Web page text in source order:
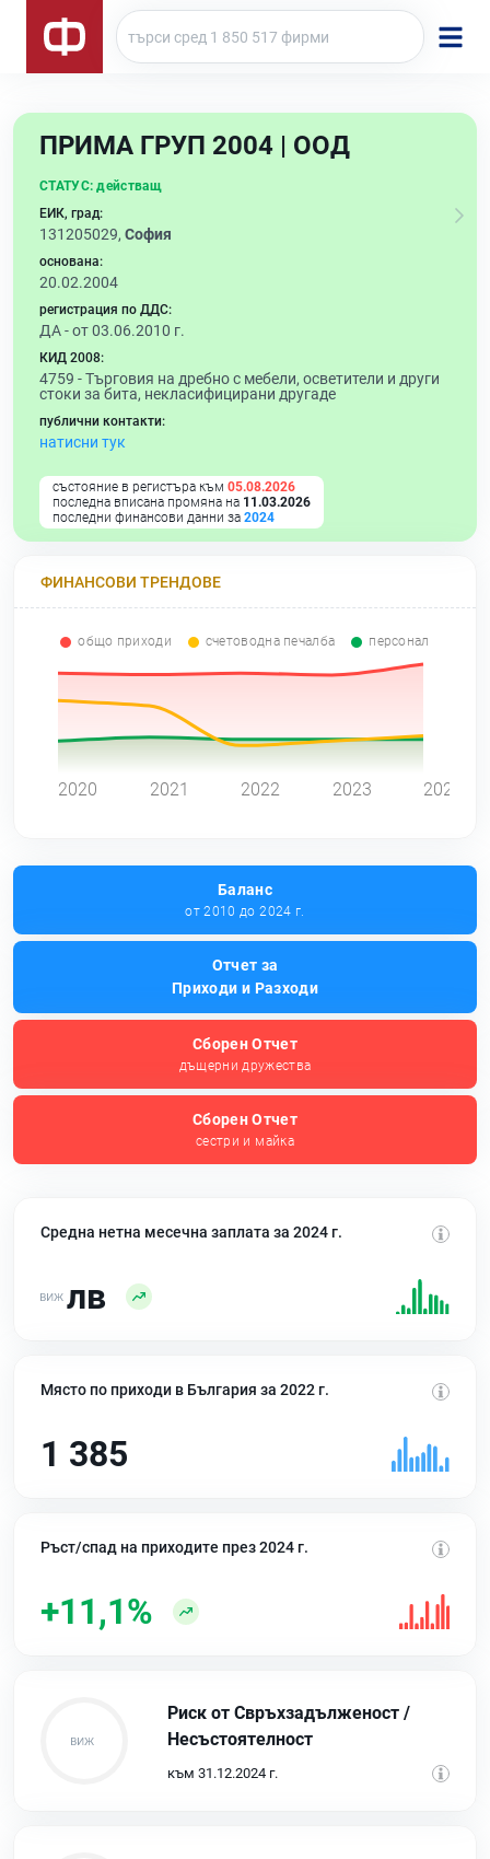
ПРИМА ГРУП 2004 | ООД
СТАТУС: действащ
ЕИК, град:
131205029, София
основана:
20.02.2004
регистрация по ДДС:
ДА - от 03.06.2010 г.
КИД 2008:
4759 -Търговия на дребно с мебели, осветители и други
стоки за бита, некласифицирани другаде
публични контакти:
натисни тук
състояние в регистъра към 05.08.2026
последна вписана промяна на 11.03.2026
последни финансови данни за 2024
ФИНАНСОВИ ТРЕНДОВЕ
общо приходи счетоводна печалба персонал
2020 2021 2022 2023 2024
Баланс
от 2010 до 2024 г.
Отчет за
Приходи и Разходи
Сборен Отчет
дъщерни дружества
Сборен Отчет
сестри и майка
Средна нетна месечна заплата за 2024 г.
лв
Място по приходи в България за 2022 г.
1 385
Ръст/спад на приходите през 2024 г.
+11,1%
Риск от Свръхзадълженост /
Несъстоятелност
към 31.12.2024 г.